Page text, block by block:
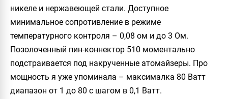
никеле и нержавеющей стали. Доступное
минимальное сопротивление в режиме
температурного контроля – 0,08 ом и до 3 Ом.
Позолоченный пин-коннектор 510 моментально
подстраивается под накрученные атомайзеры. Про
мощность я уже упоминала – максималка 80 Ватт
диапазон от 1 до 80 с шагом в 0,1 Ватт.